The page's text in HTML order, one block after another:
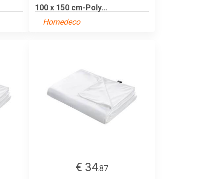
100 x 150 cm-Poly...
Homedeco
€ 34.87